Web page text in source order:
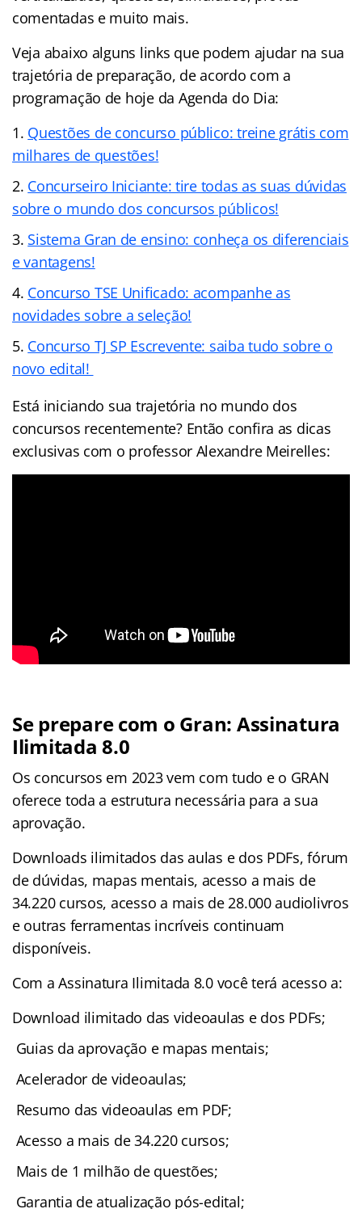
comentadas e muito mais.
Veja abaixo alguns links que podem ajudar na sua
trajetória de preparação, de acordo com a
programação de hoje da Agenda do Dia:
Questões de concurso público: treine grátis com
milhares de questões!
Concurseiro Iniciante: tire todas as suas dúvidas
sobre o mundo dos concursos públicos!
Sistema Gran de ensino: conheça os diferenciais
e vantagens!
Concurso TSE Unificado: acompanhe as
novidades sobre a seleção!
Concurso TJ SP Escrevente: saiba tudo sobre o
novo edital!
Está iniciando sua trajetória no mundo dos
concursos recentemente? Então confira as dicas
exclusivas com o professor Alexandre Meirelles:
Se prepare com o Gran: Assinatura
Ilimitada 8.0
Os concursos em 2023 vem com tudo e o GRAN
oferece toda a estrutura necessária para a sua
aprovação.
Downloads ilimitados das aulas e dos PDFs, fórum
de dúvidas, mapas mentais, acesso a mais de
34.220 cursos, acesso a mais de 28.000 audiolivros
e outras ferramentas incríveis continuam
disponíveis.
Com a Assinatura Ilimitada 8.0 você terá acesso a:
Download ilimitado das videoaulas e dos PDFs;
Guias da aprovação e mapas mentais;
Acelerador de videoaulas;
Resumo das videoaulas em PDF;
Acesso a mais de 34.220 cursos;
Mais de 1 milhão de questões;
Garantia de atualização pós-edital;